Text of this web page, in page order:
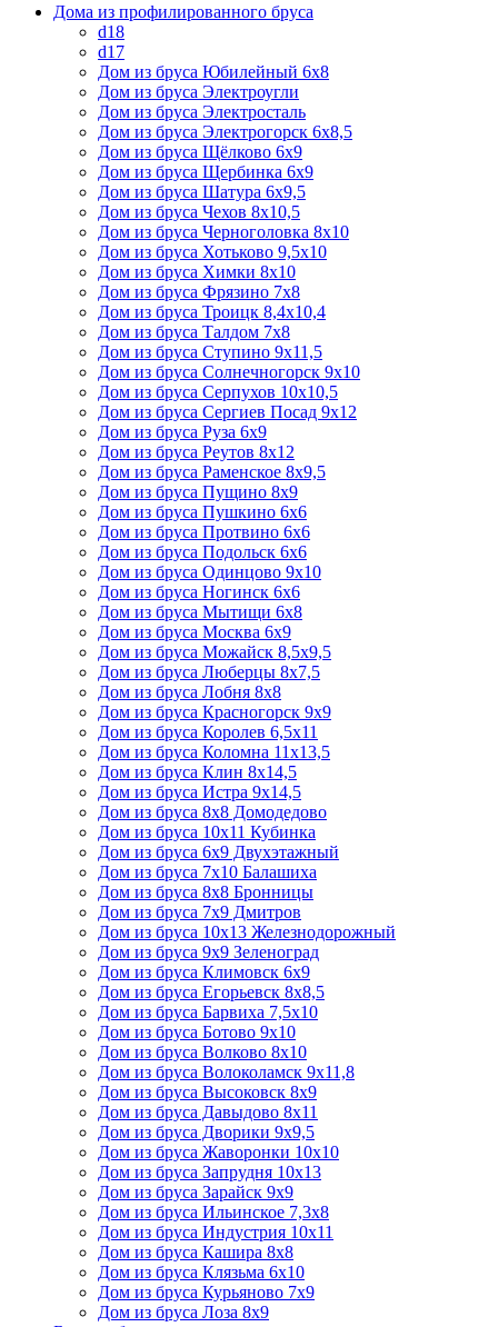
Дома из профилированного бруса
d18
d17
Дом из бруса Юбилейный 6х8
Дом из бруса Электроугли
Дом из бруса Электросталь
Дом из бруса Электрогорск 6х8,5
Дом из бруса Щёлково 6х9
Дом из бруса Щербинка 6х9
Дом из бруса Шатура 6х9,5
Дом из бруса Чехов 8х10,5
Дом из бруса Черноголовка 8х10
Дом из бруса Хотьково 9,5х10
Дом из бруса Химки 8х10
Дом из бруса Фрязино 7х8
Дом из бруса Троицк 8,4х10,4
Дом из бруса Талдом 7х8
Дом из бруса Ступино 9х11,5
Дом из бруса Солнечногорск 9х10
Дом из бруса Серпухов 10х10,5
Дом из бруса Сергиев Посад 9х12
Дом из бруса Руза 6х9
Дом из бруса Реутов 8х12
Дом из бруса Раменское 8х9,5
Дом из бруса Пущино 8х9
Дом из бруса Пушкино 6х6
Дом из бруса Протвино 6х6
Дом из бруса Подольск 6х6
Дом из бруса Одинцово 9х10
Дом из бруса Ногинск 6х6
Дом из бруса Мытищи 6х8
Дом из бруса Москва 6х9
Дом из бруса Можайск 8,5х9,5
Дом из бруса Люберцы 8х7,5
Дом из бруса Лобня 8х8
Дом из бруса Красногорск 9х9
Дом из бруса Королев 6,5х11
Дом из бруса Коломна 11х13,5
Дом из бруса Клин 8х14,5
Дом из бруса Истра 9х14,5
Дом из бруса 8х8 Домодедово
Дом из бруса 10х11 Кубинка
Дом из бруса 6х9 Двухэтажный
Дом из бруса 7х10 Балашиха
Дом из бруса 8х8 Бронницы
Дом из бруса 7х9 Дмитров
Дом из бруса 10х13 Железнодорожный
Дом из бруса 9х9 Зеленоград
Дом из бруса Климовск 6х9
Дом из бруса Егорьевск 8х8,5
Дом из бруса Барвиха 7,5х10
Дом из бруса Ботово 9х10
Дом из бруса Волково 8х10
Дом из бруса Волоколамск 9х11,8
Дом из бруса Высоковск 8х9
Дом из бруса Давыдово 8х11
Дом из бруса Дворики 9х9,5
Дом из бруса Жаворонки 10х10
Дом из бруса Запрудня 10х13
Дом из бруса Зарайск 9х9
Дом из бруса Ильинское 7,3х8
Дом из бруса Индустрия 10х11
Дом из бруса Кашира 8х8
Дом из бруса Клязьма 6х10
Дом из бруса Курьяново 7х9
Дом из бруса Лоза 8х9